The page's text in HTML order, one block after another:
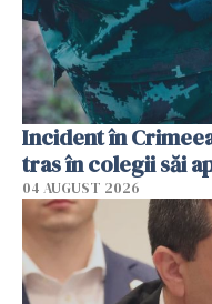
Incident în
tras în colegii săi
04 AUGUST 2026